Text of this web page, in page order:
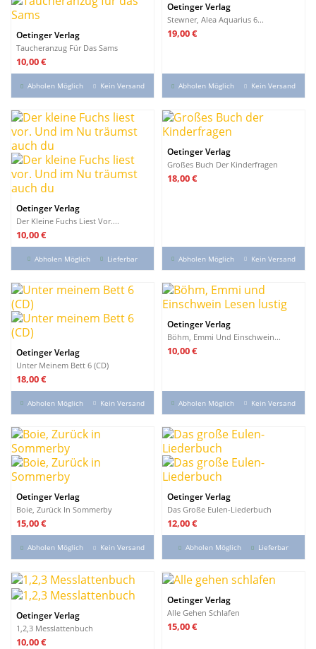
Oetinger Verlag
Taucheranzug Für Das Sams
Preis
10,00 €
Abholen Möglich Kein Versand
Oetinger Verlag
Stewner, Alea Aquarius 6...
Preis
19,00 €
Abholen Möglich Kein Versand
Oetinger Verlag
Der Kleine Fuchs Liest Vor....
Preis
10,00 €
Abholen Möglich Lieferbar
Oetinger Verlag
Großes Buch Der Kinderfragen
Preis
18,00 €
Abholen Möglich Kein Versand
Oetinger Verlag
Unter Meinem Bett 6 (CD)
Preis
18,00 €
Abholen Möglich Kein Versand
Oetinger Verlag
Böhm, Emmi Und Einschwein...
Preis
10,00 €
Abholen Möglich Kein Versand
Oetinger Verlag
Boie, Zurück In Sommerby
Preis
15,00 €
Abholen Möglich Kein Versand
Oetinger Verlag
Das Große Eulen-Liederbuch
Preis
12,00 €
Abholen Möglich Lieferbar
Oetinger Verlag
1,2,3 Messlattenbuch
Preis
10,00 €
Oetinger Verlag
Alle Gehen Schlafen
Preis
15,00 €